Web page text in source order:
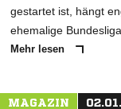
gestartet ist, hängt
ehemalige
Mehr lesen
MAGAZIN